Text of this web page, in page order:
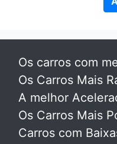
Os carros com
Os Carros Mais
A melhor
Os Carros Mais
Carros com